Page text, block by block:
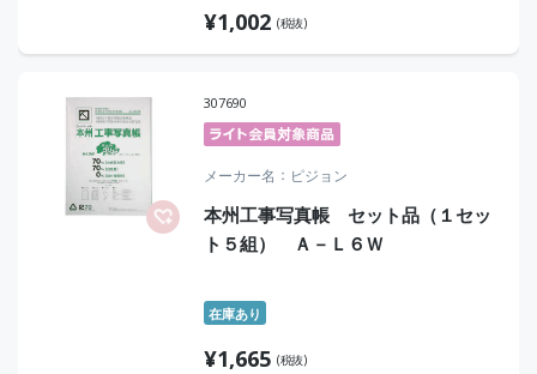
¥1,002 (税抜)
307690
メーカー名 ピジョン
本州工事写真帳 セット品（１セッ
ト５組） Ａ－Ｌ６Ｗ
在庫あり
¥1,665 (税抜)